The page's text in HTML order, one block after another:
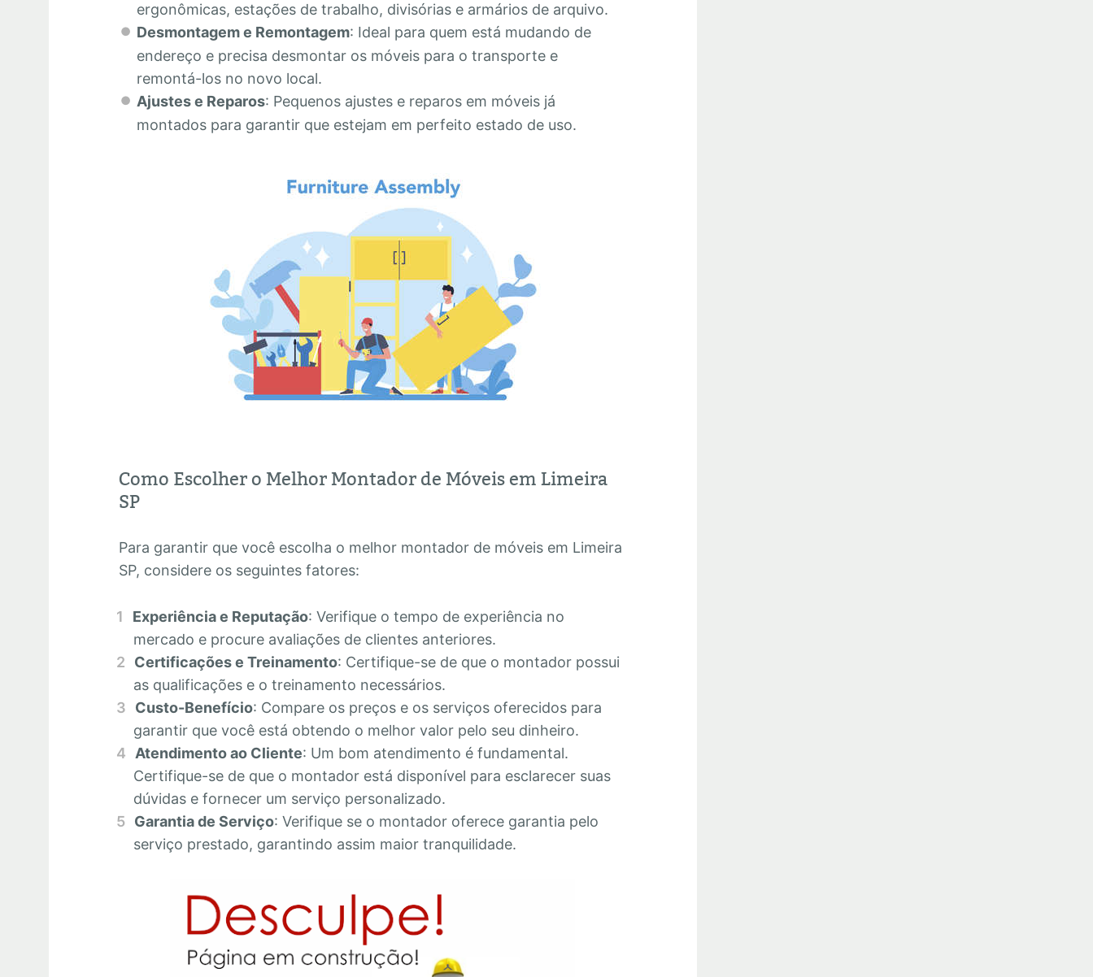
ergonômicas, estações de trabalho, divisórias e armários de arquivo.
Desmontagem e Remontagem: Ideal para quem está mudando de
endereço e precisa desmontar os móveis para o transporte e
remontá-los no novo local.
Ajustes e Reparos: Pequenos ajustes e reparos em móveis já
montados para garantir que estejam em perfeito estado de uso.
Como Escolher o Melhor Montador de Móveis em Limeira
SP
Para garantir que você escolha o melhor montador de móveis em Limeira
SP, considere os seguintes fatores:
Experiência e Reputação: Verifique o tempo de experiência no
mercado e procure avaliações de clientes anteriores.
Certificações e Treinamento: Certifique-se de que o montador possui
as qualificações e o treinamento necessários.
Custo-Benefício: Compare os preços e os serviços oferecidos para
garantir que você está obtendo o melhor valor pelo seu dinheiro.
Atendimento ao Cliente: Um bom atendimento é fundamental.
Certifique-se de que o montador está disponível para esclarecer suas
dúvidas e fornecer um serviço personalizado.
Garantia de Serviço: Verifique se o montador oferece garantia pelo
serviço prestado, garantindo assim maior tranquilidade.